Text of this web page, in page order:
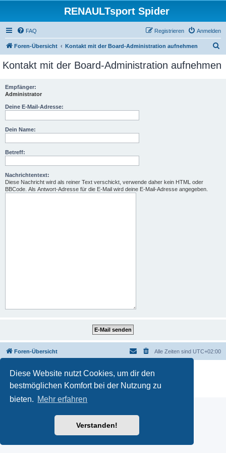
Diese Website nutzt Cookies, um dir den
bestmöglichen Komfort bei der Nutzung zu
bieten. Mehr erfahren
Verstanden!
RENAULTsport Spider
FAQ Anmelden
Registrieren
Foren-Übersicht Kontakt mit der Board-Administration aufnehmen
c
Kontakt mit der Board-Administration aufnehmen
Empfänger:
Administrator
Deine E-Mail-Adresse:
Dein Name:
Betreff:
Nachrichtentext:
Diese Nachricht wird als reiner Text verschickt, verwende daher kein HTML oder
BBCode. Als Antwort-Adresse für die E-Mail wird deine E-Mail-Adresse angegeben.
Foren-Übersicht Alle Zeiten sind UTC+02:00
Powered by phpBB
® Forum Software © phpBB Limited
Deutsche Übersetzung durch
Datenschutz|Nutzungsbedingungen